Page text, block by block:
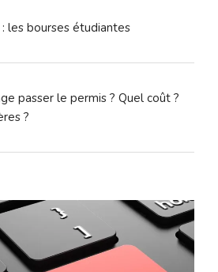
les bourses étudiantes
passer le permis ? Quel coût ?
?